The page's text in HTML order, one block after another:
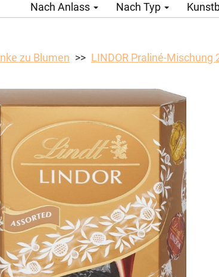
Nach Anlass Nach Typ
zu Blumen LINDOR Praliné-Mischung